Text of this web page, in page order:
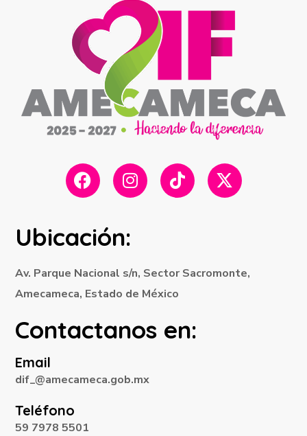
Ubicación:
Av. Parque Nacional s/n, Sector Sacromonte,
Amecameca, Estado de México
Contactanos en:
Email
dif_@amecameca.gob.mx
Teléfono
59 7978 5501